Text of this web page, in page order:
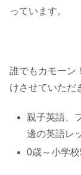
っています。
誰でもカモーン
けさせていただ
親子英語、
邊の英語レ
0歳～小学